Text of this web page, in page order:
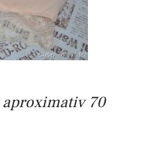
aproximativ 70